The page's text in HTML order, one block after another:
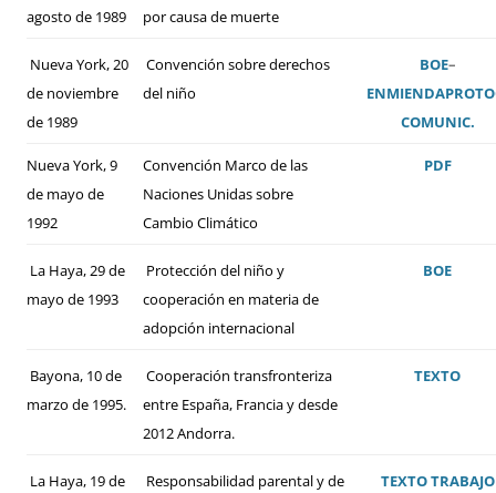
agosto de 1989
por causa de muerte
Nueva York, 20
de noviembre
de 1989
Convención sobre derechos
del niño
BOE–
ENMIENDA
COMUNIC.
Nueva York, 9
de mayo de
1992
Convención Marco de las
Naciones Unidas sobre
Cambio Climático
PDF
La Haya, 29 de
mayo de 1993
Protección del niño y
cooperación en materia de
adopción internacional
BOE
Bayona, 10 de
marzo de 1995.
Cooperación transfronteriza
entre España, Francia y desde
2012 Andorra.
TEXTO
La Haya, 19 de
Responsabilidad parental y de
TEXTOTRABAJO